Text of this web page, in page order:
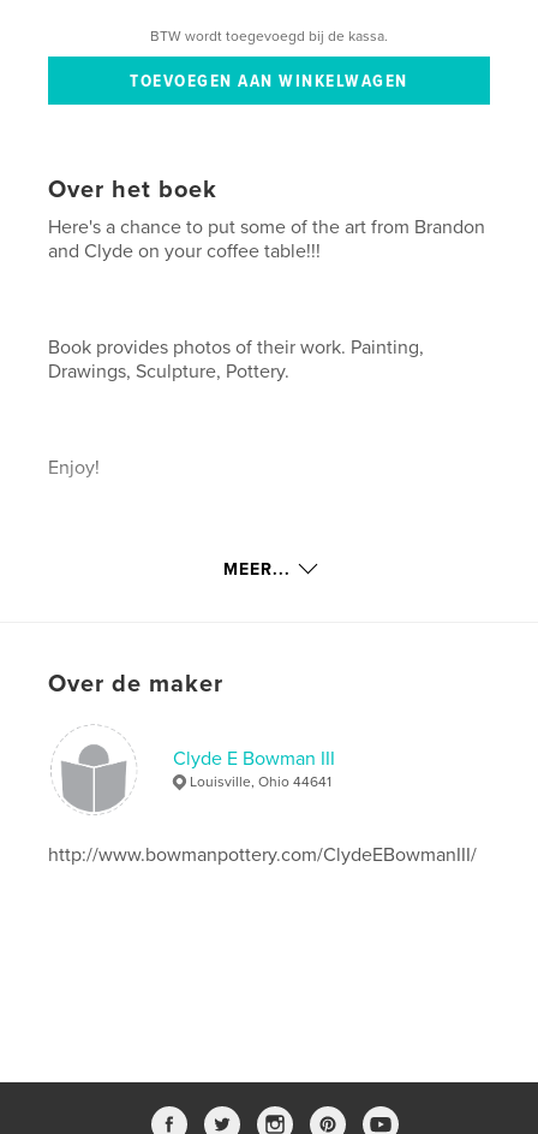
BTW wordt toegevoegd bij de kassa.
Over het boek
Here's a chance to put some of the art from Brandon
and Clyde on your coffee table!!!
Book provides photos of their work. Painting,
Drawings, Sculpture, Pottery.
Enjoy!
Projectoptie:
Aantal pagina's:20
Datum publiceren:
MEER...
Over de maker
Clyde E Bowman III
Louisville, Ohio 44641
http://www.bowmanpottery.com/ClydeEBowmanIII/